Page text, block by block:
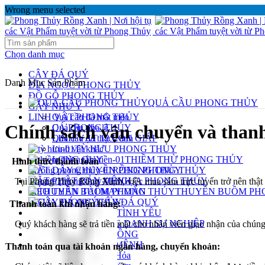
Wrong menu selected
Chọn danh mục
CÂY ĐÁ QUÝ
ĐĨA NGỌC PHONG THỦY
ĐỒ GỖ PHONG THỦY
GẬY NHƯ Ý
LINH VẬT PHONG THỦY
CÁ PHONG THỦY
LINH VẬT 12 CON GIÁP
Linh vật khác
LONG QUY
MẶT DÂY CHUYỀN PHONG THỦY
MẶT PHẬT BẢN MỆNH
MÈO THẦN TÀI MAY MẮN
NGỰA PHONG THỦY
PHONG THỦY CHO TÌNH YÊU
PHONG THỦY CÔNG DANH SỰ NGHIỆP
PHONG THỦY ĐỒ ĐỒNG
PHONG THỦY HỢP MỆNH
Sản phẩm mệnh Hỏa
Danh Mục Sản Phẩm
QUẢ CẦU PHONG THỦY
Quả cầu đá mắt mèo
Quả cầu pha lê
Quả cầu đá thạch anh
TỲ HƯU PHONG THỦY
THIỀM THỪ PHONG THỦY
RỒNG PHONG THỦY
NGỰA PHONG THỦY
THUYỀN BUỒM
CÂY ĐÁ QUÝ
Chính sách vận chuyển và
Hình thức thanh toán
Tại Phong Thủy Rồng Xanh, việc mua sắm trực tuyến trở nên
Thanh toán khi nhận hàng:
Quý khách hàng sẽ trả tiền mặt cho nhân viên giao nhận của
Thanh toán qua tài khoản ngân hàng, chuyển khoản: